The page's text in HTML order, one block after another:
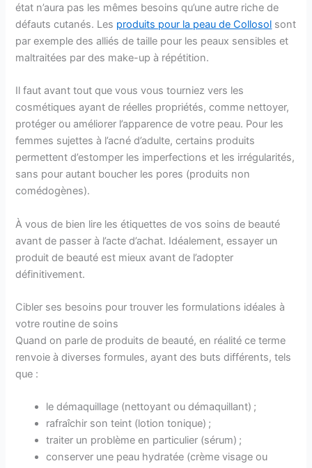
état n’aura pas les mêmes besoins qu’une autre riche de
défauts cutanés. Les produits pour la peau de Collosol sont
par exemple des alliés de taille pour les peaux sensibles et
maltraitées par des make-up à répétition.
Il faut avant tout que vous vous tourniez vers les
cosmétiques ayant de réelles propriétés, comme nettoyer,
protéger ou améliorer l’apparence de votre peau. Pour les
femmes sujettes à l’acné d’adulte, certains produits
permettent d’estomper les imperfections et les irrégularités,
sans pour autant boucher les pores (produits non
comédogènes).
À vous de bien lire les étiquettes de vos soins de beauté
avant de passer à l’acte d’achat. Idéalement, essayer un
produit de beauté est mieux avant de l’adopter
définitivement.
Cibler ses besoins pour trouver les formulations idéales à
votre routine de soins
Quand on parle de produits de beauté, en réalité ce terme
renvoie à diverses formules, ayant des buts différents, tels
que :
le démaquillage (nettoyant ou démaquillant) ;
rafraîchir son teint (lotion tonique) ;
traiter un problème en particulier (sérum) ;
conserver une peau hydratée (crème visage ou